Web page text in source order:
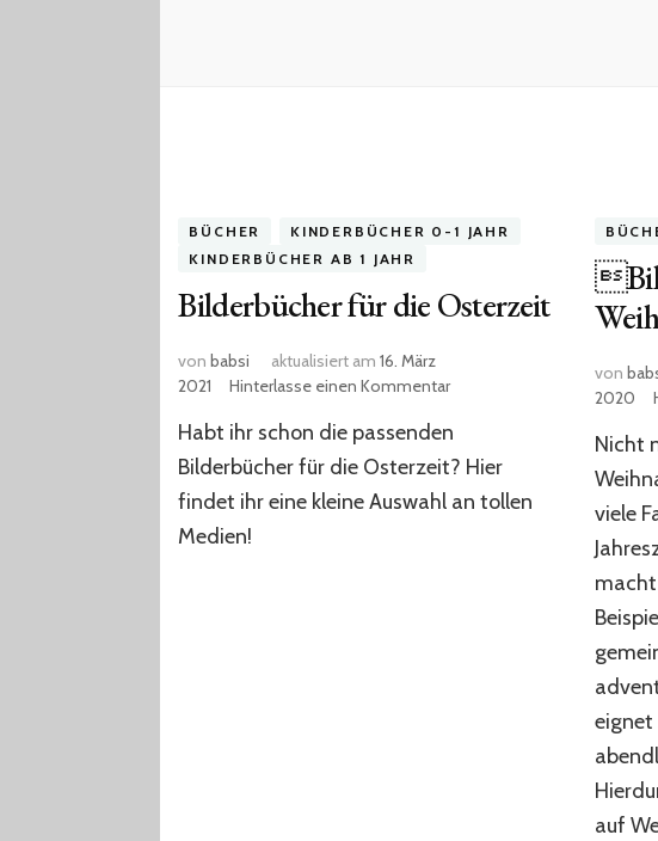
BÜCHER
KINDERBÜCHER 0-1 JAHR
KINDERBÜCHER AB 1 JAHR
Bilderbücher für die Osterzeit
vonbabsi aktualisiert am16. März
2021
Hinterlasse einen Kommentarzu
für
die
Habt ihr schon die passenden
Bilderbücher für die Osterzeit? Hier
findet ihr eine kleine Auswahl an tollen
Medien!
von
2020
Nicht
viele
eignet
auf